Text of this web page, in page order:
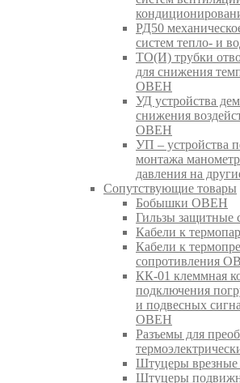
РД50
систем тепло- и
ТО(И) трубки
для снижения
ОВЕН
УД устройства
снижения
ОВЕН
УП – устройства
монтажа
давления на
Сопутствующие товары
Бобышки ОВЕН
Гильзы
Кабели к
Кабели к
сопротивления
КК-01 клеммная
подключения
и подвесных
ОВЕН
Разъемы для
Штуцеры
Штуцеры